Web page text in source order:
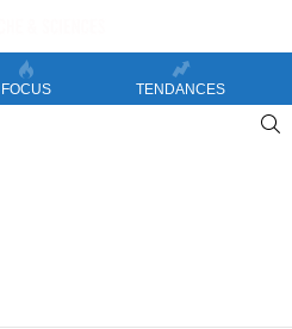
FOCUS TENDANCES